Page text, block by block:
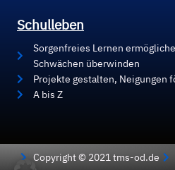
Schulleben
Sorgenfreies Lernen
Schwächen überwinden
Projekte gestalten, Neigungen
A bis Z
Copyright © 2021 tms-od.de